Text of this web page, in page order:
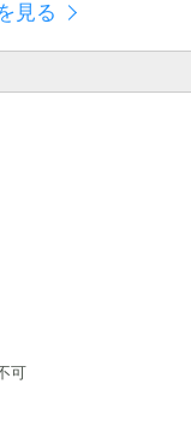
見る
可